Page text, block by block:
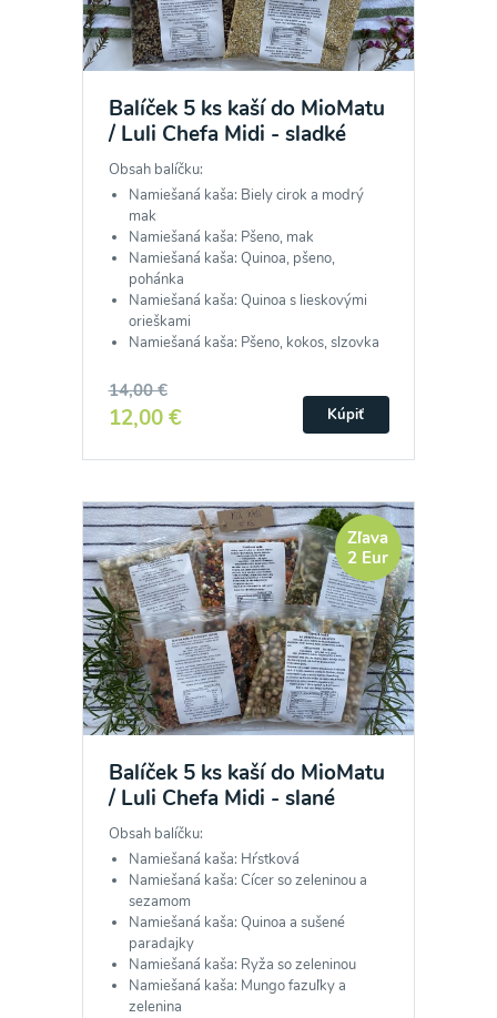
Balíček 5 ks kaší do MioMatu
/ Luli Chefa Midi - sladké
Obsah balíčku:
Namiešaná kaša: Biely cirok a modrý
mak
Namiešaná kaša: Pšeno, mak
Namiešaná kaša: Quinoa, pšeno,
pohánka
Namiešaná kaša: Quinoa s lieskovými
orieškami
Namiešaná kaša: Pšeno, kokos, slzovka
14,00 €
12,00 € Kúpiť
Zľava
2 Eur
Balíček 5 ks kaší do MioMatu
/ Luli Chefa Midi - slané
Obsah balíčku:
Namiešaná kaša: Hŕstková
Namiešaná kaša: Cícer so zeleninou a
sezamom
Namiešaná kaša: Quinoa a sušené
paradajky
Namiešaná kaša: Ryža so zeleninou
Namiešaná kaša: Mungo fazuľky a
zelenina